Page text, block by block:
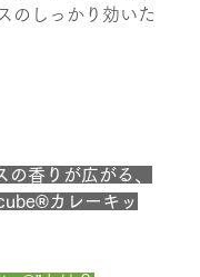
のしっかり効いた
の香りが広がる、
カレーキッ